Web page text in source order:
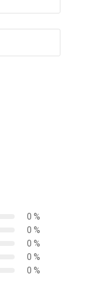
0 %
0 %
0 %
0 %
0 %